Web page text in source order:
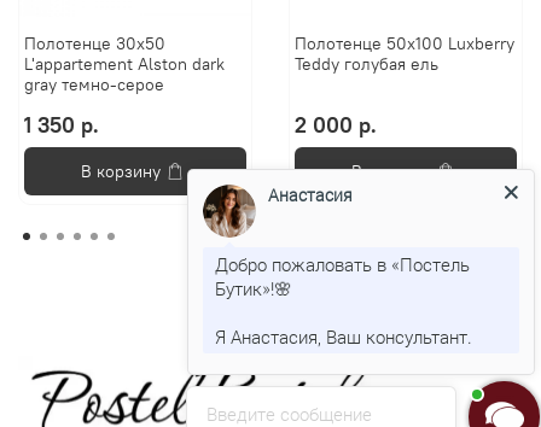
Полотенце 30х50
L'appartement Alston dark
gray темно-серое
1 350 р.
В корзину
Полотенце 50х100 Luxberry
Teddy голубая ель
2 000 р.
В корзину
Введите сообщение
Анастасия
Добро пожаловать в «Постель
Бутик»!🌸
Я Анастасия, Ваш консультант.